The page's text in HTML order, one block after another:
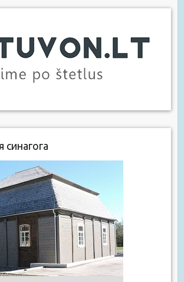
синагога